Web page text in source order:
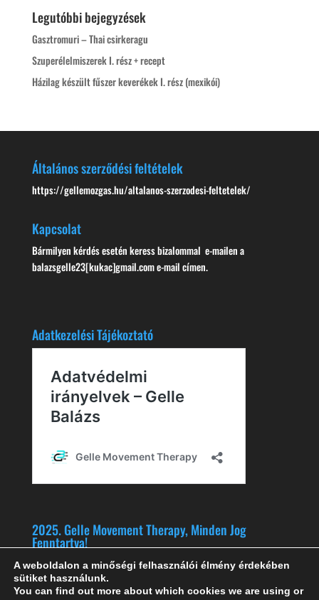
Legutóbbi bejegyzések
Gasztromuri – Thai csirkeragu
Szuperélelmiszerek I. rész + recept
Házilag készült fűszer keverékek I. rész (mexikói)
Általános szerződési feltételek
https://gellemozgas.hu/altalanos-szerzodesi-feltetelek/
Kapcsolat
Bármilyen kérdés esetén keress bizalommal e-mailen a
balazsgelle23[kukac]gmail.com e-mail címen.
Adatkezelési Tájékoztató
2025. Gelle Movement Therapy, Minden Jog
Fenntartva!
A weboldalon a minőségi felhasználói élmény érdekében
sütiket használunk.
You can find out more about which cookies we are using or